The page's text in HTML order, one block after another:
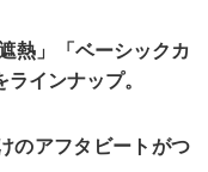
熱」「ベーシックカ
インナップ。
のアフタビートがつ